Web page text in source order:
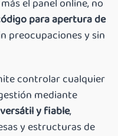
el panel online, no
para apertura de
preocupaciones y sin
controlar cualquier
mediante
versátil y fiable,
y estructuras de